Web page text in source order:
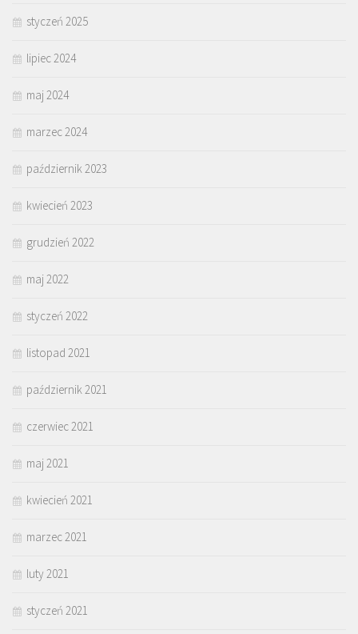
styczeń 2025
lipiec 2024
maj 2024
marzec 2024
październik 2023
kwiecień 2023
grudzień 2022
maj 2022
styczeń 2022
listopad 2021
październik 2021
czerwiec 2021
maj 2021
kwiecień 2021
marzec 2021
luty 2021
styczeń 2021